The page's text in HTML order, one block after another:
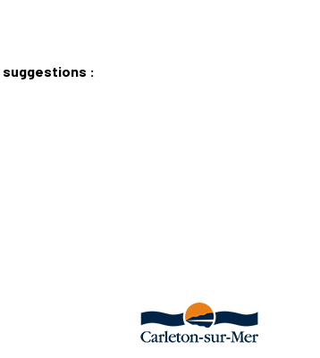
suggestions :